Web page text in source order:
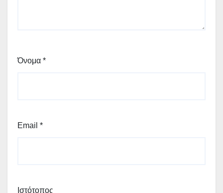
Όνομα *
Email *
Ιστότοπος